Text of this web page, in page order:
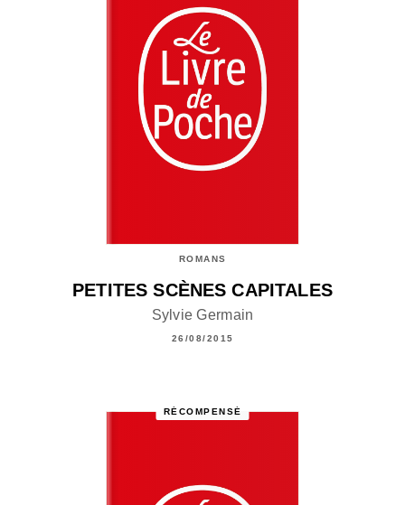
ROMANS
PETITES SCÈNES CAPITALES
Sylvie Germain
26/08/2015
RÉCOMPENSÉ